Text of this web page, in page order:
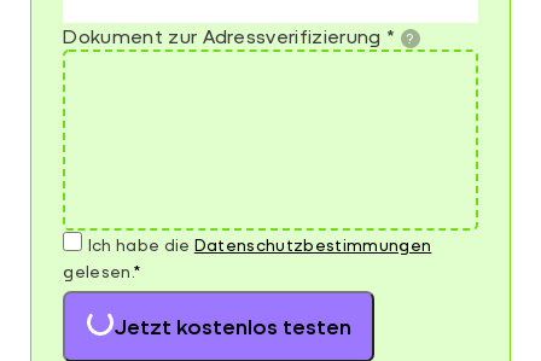
Dokument zur Adressverifizierung *
Ich habe die Datenschutz­bestimmungen
gelesen. *
Jetzt kostenlos testen